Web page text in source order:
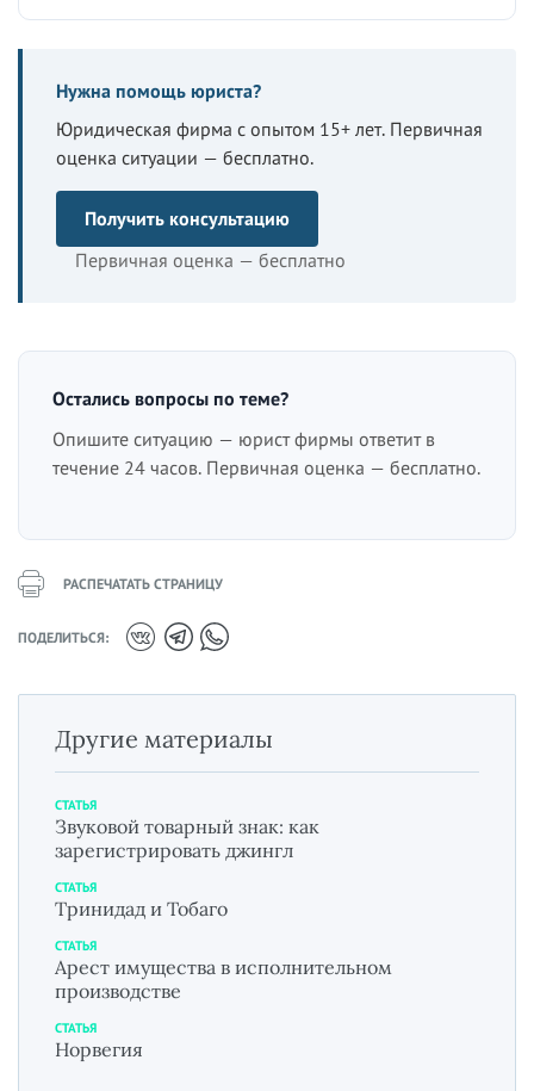
Нужна помощь юриста?
Юридическая фирма с опытом 15+ лет. Первичная
оценка ситуации — бесплатно.
Получить консультацию
Первичная оценка — бесплатно
Остались вопросы по теме?
Опишите ситуацию — юрист фирмы ответит в
течение 24 часов. Первичная оценка — бесплатно.
РАСПЕЧАТАТЬ СТРАНИЦУ
ПОДЕЛИТЬСЯ:
Другие материалы
СТАТЬЯ
Звуковой товарный знак: как
зарегистрировать джингл
СТАТЬЯ
Тринидад и Тобаго
СТАТЬЯ
Арест имущества в исполнительном
производстве
СТАТЬЯ
Норвегия